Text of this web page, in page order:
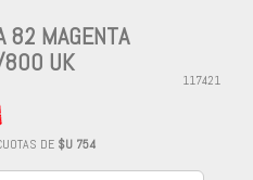
82 MAGENTA
UK
117421
DE $U 754